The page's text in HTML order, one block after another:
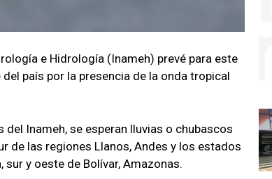
e Hidrología (Inameh) prevé para este
país por la presencia de la onda tropical
Inameh, se esperan lluvias o chubascos
de las regiones Llanos, Andes y los estados
sur y oeste de Bolívar, Amazonas.